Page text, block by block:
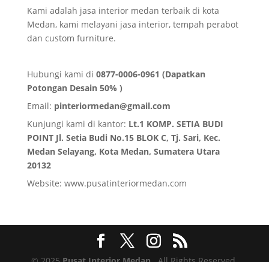
Kami adalah jasa interior medan terbaik di kota
Medan, kami melayani jasa interior, tempah perabot
dan custom furniture.
Hubungi kami di 0877-0006-0961 (Dapatkan
Potongan Desain 50% )
Email: pinteriormedan@gmail.com
Kunjungi kami di kantor: Lt.1 KOMP. SETIA BUDI
POINT Jl. Setia Budi No.15 BLOK C, Tj. Sari, Kec.
Medan Selayang, Kota Medan, Sumatera Utara
20132
Website: www.pusatinteriormedan.com